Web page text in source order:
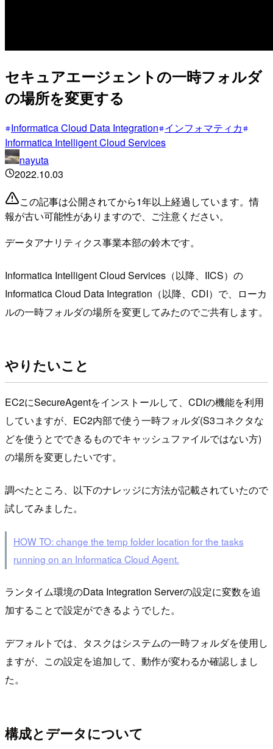
セキュアエージェントの一時フォルダ
の場所を変更する
Informatica Cloud Data Integration インフォマティカ
Informatica Intelligent Cloud Services
nayuta
2022.10.03
この記事は公開されてから1年以上経過しています。情
報が古い可能性がありますので、ご注意ください。
データアナリティクス事業本部の鈴木です。
Informatica Intelligent Cloud Services（以降、IICS）の
Informatica Cloud Data Integration（以降、CDI）で、ローカ
ルの一時フォルダの場所を変更してみたのでご共有します。
やりたいこと
EC2にSecureAgentをインストールして、CDIの機能を利用
していますが、EC2内部で使う一時フォルダ(S3コネクタな
どを使うとでできるものでキャッシュファイルではない方)
の場所を変更したいです。
調べたところ、以下のナレッジに方法が記載されていたので
試してみました。
HOW TO: change the temp folder location for the tasks
running on an Informatica Cloud Agent.
ランタイム環境のData Integration Serverの設定に変数を追
加することで設定ができるようでした。
デフォルトでは、タスクはシステムの一時フォルダを使用し
ますが、この設定を追加して、動作が変わるか確認しまし
た。
構成とデータについて